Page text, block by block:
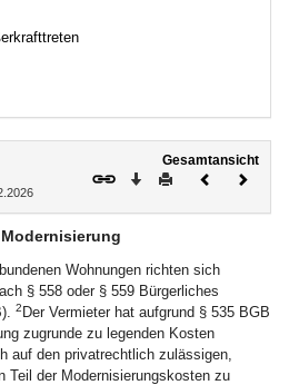
Gesamtansicht
Download
DruckenVorheriges
Wohnungen richten sich
§ 558 oder § 559 Bürgerliches
2 Der Vermieter hat aufgrund § 535 BGB
zugrunde zu legenden Kosten
auf den privatrechtlich zulässigen,
Teil der Modernisierungskosten zu